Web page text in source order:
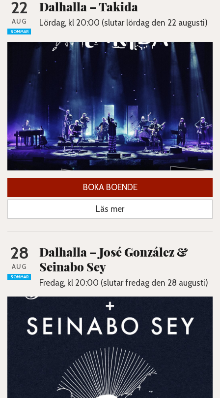
22
AUG
SOMMAR
Dalhalla – Takida
Lördag, kl 20:00 (slutar lördag den 22 augusti)
BOKA BOENDE
Läs mer
28
AUG
SOMMAR
Dalhalla – José González &
Seinabo Sey
Fredag, kl 20:00 (slutar fredag den 28 augusti)